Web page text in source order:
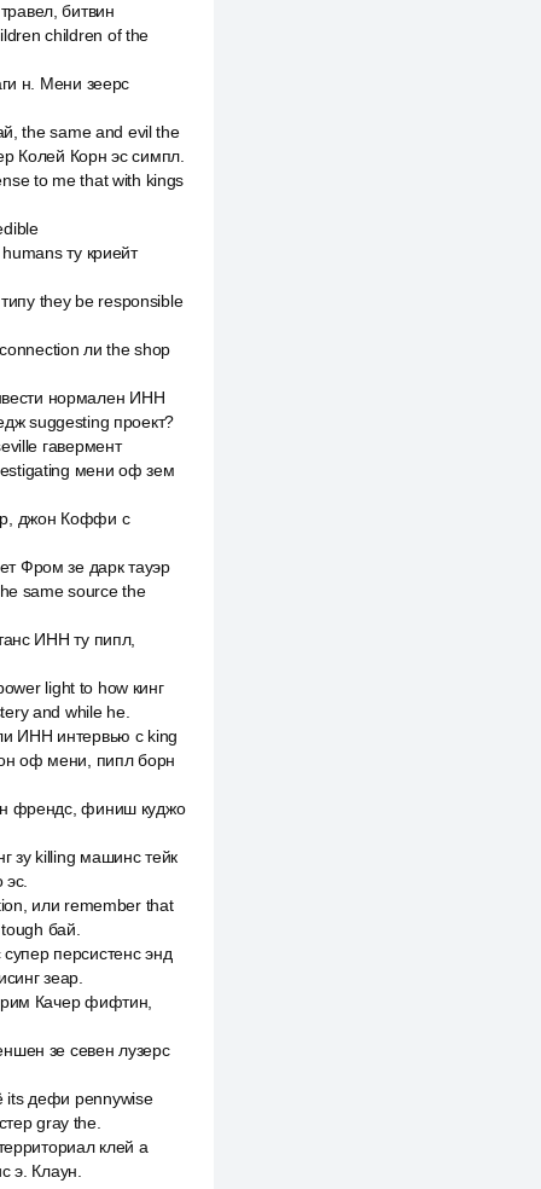
битвин
children of the
н. Мени зеерс
the same and evil the
Колей Корн эс симпл.
to me that with kings
ту криейт
they be responsible
ли the shop
нормален ИНН
suggesting проект?
гавермент
мени оф зем
джон Коффи с
Фром зе дарк тауэр
same source the
ИНН ту пипл,
light to how кинг
and while he.
ИНН интервью с king
оф мени, пипл борн
френдс, финиш куджо
зу killing машинс тейк
или remember that
бай.
персистенс энд
зеар.
Качер фифтин,
зе севен лузерс
its дефи pennywise
gray the.
клей a
э. Клаун.